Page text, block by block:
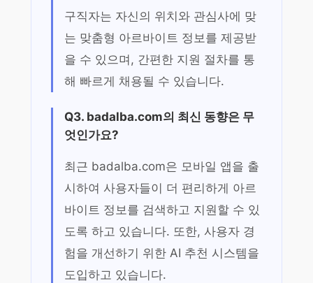
구직자는 자신의 위치와 관심사에 맞
는 맞춤형 아르바이트 정보를 제공받
을 수 있으며, 간편한 지원 절차를 통
해 빠르게 채용될 수 있습니다.
Q3. badalba.com의 최신 동향은 무
엇인가요?
최근 badalba.com은 모바일 앱을 출
시하여 사용자들이 더 편리하게 아르
바이트 정보를 검색하고 지원할 수 있
도록 하고 있습니다. 또한, 사용자 경
험을 개선하기 위한 AI 추천 시스템을
도입하고 있습니다.